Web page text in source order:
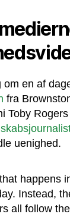
om en af
fra
Toby Rogers
uenighed.
happens
Instead,
all follow